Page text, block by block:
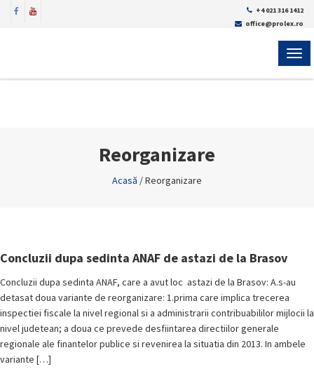
+4 021 316 1412
office@prolex.ro
Reorganizare
Acasă /Reorganizare
Concluzii dupa sedinta ANAF de astazi de la Brasov
Concluzii dupa sedinta ANAF, care a avut loc astazi de la Brasov: A.s-au
detasat doua variante de reorganizare: 1.prima care implica trecerea
inspectiei fiscale la nivel regional si a administrarii contribuabililor mijlocii la
nivel judetean; a doua ce prevede desfiintarea directiilor generale
regionale ale finantelor publice si revenirea la situatia din 2013. In ambele
variante […]